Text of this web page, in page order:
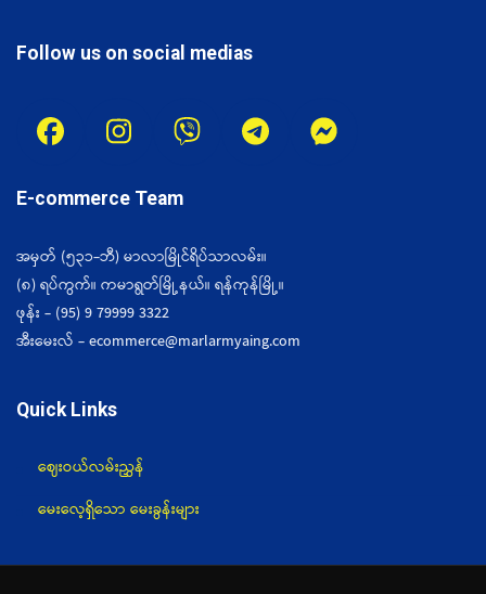
Follow us on social medias
E-commerce Team
အမှတ် (၅၃၁-ဘီ) မာလာမြိုင်ရိပ်သာလမ်း။
(၈) ရပ်ကွက်။ ကမာရွတ်မြို့နယ်။ ရန်ကုန်မြို့။
ဖုန်း - (95) 9 79999 3322
အီးမေးလ် - ecommerce@marlarmyaing.com
Quick Links
ဈေးဝယ်လမ်းညွှန်
မေးလေ့ရှိသော မေးခွန်းများ